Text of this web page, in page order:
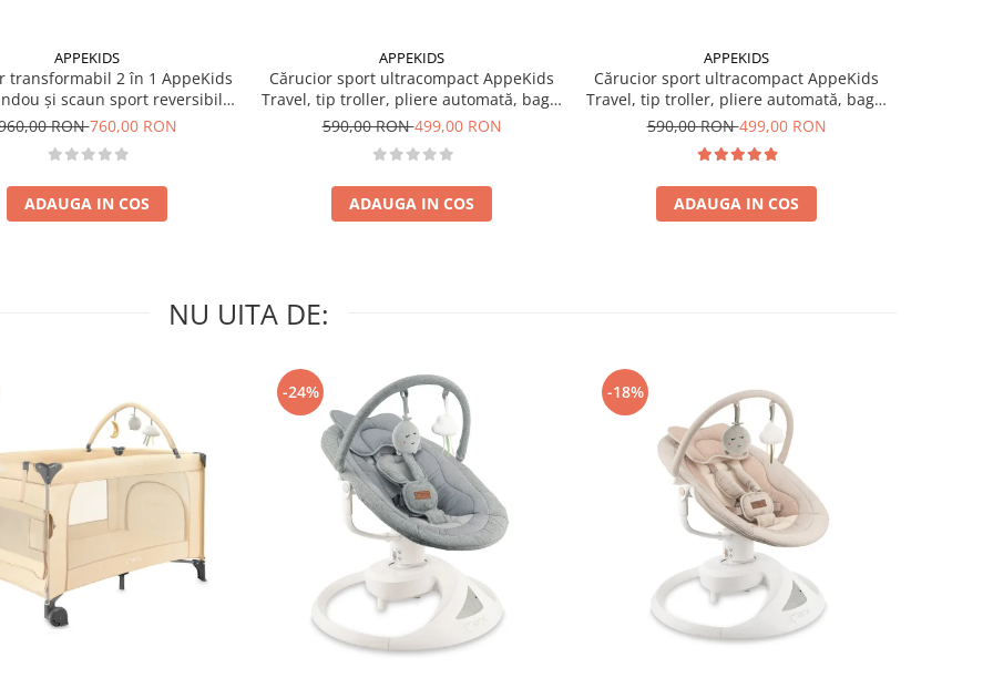
APPEKIDS
transformabil 2 în 1 AppeKids
și scaun sport reversibil,
adaptori scoică auto, până la
RON760,00 RON
ADAUGA IN COS
APPEKIDS
Cărucior sport ultracompact AppeKids
Travel, tip troller, pliere automată, bagaj
de mână, 6.7 kg - Pink
590,00 RON499,00 RON
ADAUGA IN COS
APPEKIDS
Cărucior sport ultracompact AppeKids
Travel, tip troller, pliere automată, bagaj
de mână, 6.7 kg - Grey
590,00 RON499,00 RON
ADAUGA IN COS
NU UITA DE:
-24% -18%